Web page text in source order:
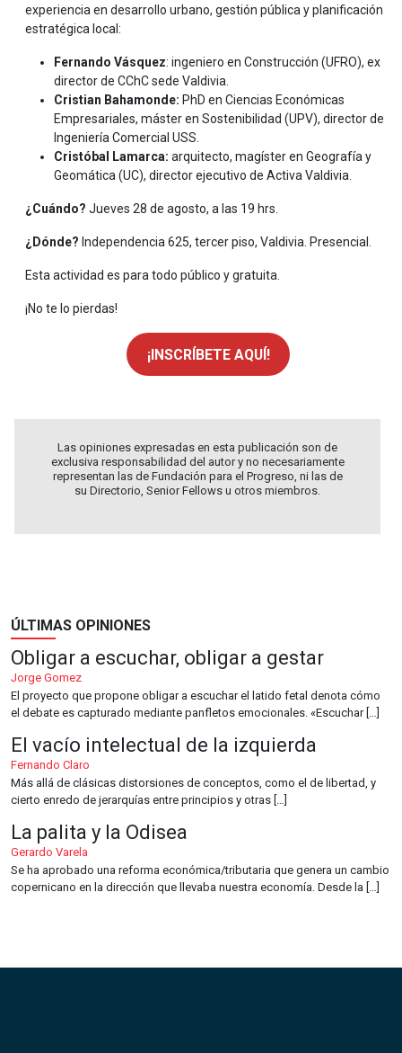
experiencia en desarrollo urbano, gestión pública y planificación
estratégica local:
Fernando Vásquez: ingeniero en Construcción (UFRO), ex
director de CChC sede Valdivia.
Cristian Bahamonde: PhD en Ciencias Económicas
Empresariales, máster en Sostenibilidad (UPV), director de
Ingeniería Comercial USS.
Cristóbal Lamarca: arquitecto, magíster en Geografía y
Geomática (UC), director ejecutivo de Activa Valdivia.
¿Cuándo? Jueves 28 de agosto, a las 19 hrs.
¿Dónde? Independencia 625, tercer piso, Valdivia. Presencial.
Esta actividad es para todo público y gratuita.
¡No te lo pierdas!
¡INSCRÍBETE AQUÍ!
Las opiniones expresadas en esta publicación son de
exclusiva responsabilidad del autor y no necesariamente
representan las de Fundación para el Progreso, ni las de
su Directorio, Senior Fellows u otros miembros.
ÚLTIMAS OPINIONES
Obligar a escuchar, obligar a gestar
Jorge Gomez
El proyecto que propone obligar a escuchar el latido fetal denota cómo
el debate es capturado mediante panfletos emocionales. «Escuchar […]
El vacío intelectual de la izquierda
Fernando Claro
Más allá de clásicas distorsiones de conceptos, como el de libertad, y
cierto enredo de jerarquías entre principios y otras […]
La palita y la Odisea
Gerardo Varela
Se ha aprobado una reforma económica/tributaria que genera un cambio
copernicano en la dirección que llevaba nuestra economía. Desde la […]